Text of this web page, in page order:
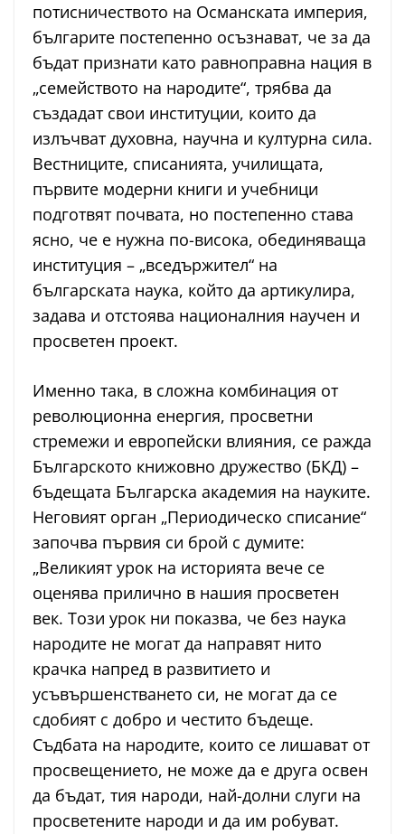
потисничеството на Османската империя,
българите постепенно осъзнават, че за да
бъдат признати като равноправна нация в
„семейството на народите“, трябва да
създадат свои институции, които да
излъчват духовна, научна и културна сила.
Вестниците, списанията, училищата,
първите модерни книги и учебници
подготвят почвата, но постепенно става
ясно, че е нужна по-висока, обединяваща
институция – „вседържител“ на
българската наука, който да артикулира,
задава и отстоява националния научен и
просветен проект.
Именно така, в сложна комбинация от
революционна енергия, просветни
стремежи и европейски влияния, се ражда
Българското книжовно дружество (БКД) –
бъдещата Българска академия на науките.
Неговият орган „Периодическо списание“
започва първия си брой с думите:
„Великият урок на историята вече се
оценява прилично в нашия просветен
век. Този урок ни показва, че без наука
народите не могат да направят нито
крачка напред в развитието и
усъвършенстването си, не могат да се
сдобият с добро и честито бъдеще.
Съдбата на народите, които се лишават от
просвещението, не може да е друга освен
да бъдат, тия народи, най-долни слуги на
просветените народи и да им робуват.